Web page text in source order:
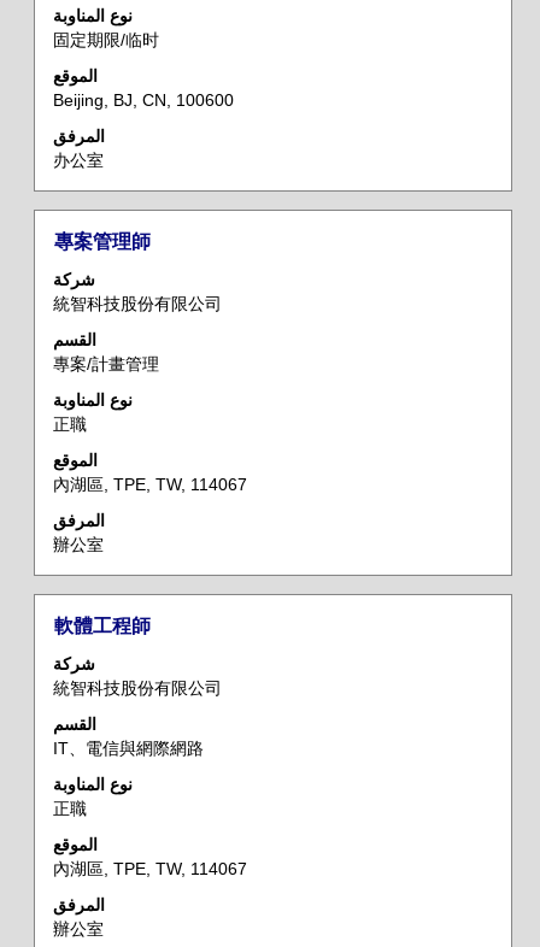
نوع المناوبة
固定期限/临时
الموقع
Beijing, BJ, CN, 100600
المرفق
办公室
معلومات
الوظيفة
المسمى
專案管理師
شركة
統智科技股份有限公司
القسم
專案/計畫管理
نوع المناوبة
正職
الموقع
內湖區, TPE, TW, 114067
المرفق
辦公室
حدد
مفتاح
لعرض
محتويات
معلومات
الوظيفة
المسمى
軟體工程師
شركة
統智科技股份有限公司
القسم
IT、電信與網際網路
نوع المناوبة
正職
الموقع
內湖區, TPE, TW, 114067
المرفق
辦公室
حدد
مفتاح
لعرض
محتويات
معلومات
الوظيفة